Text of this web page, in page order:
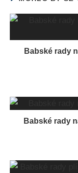
Babské rady
Babské rady